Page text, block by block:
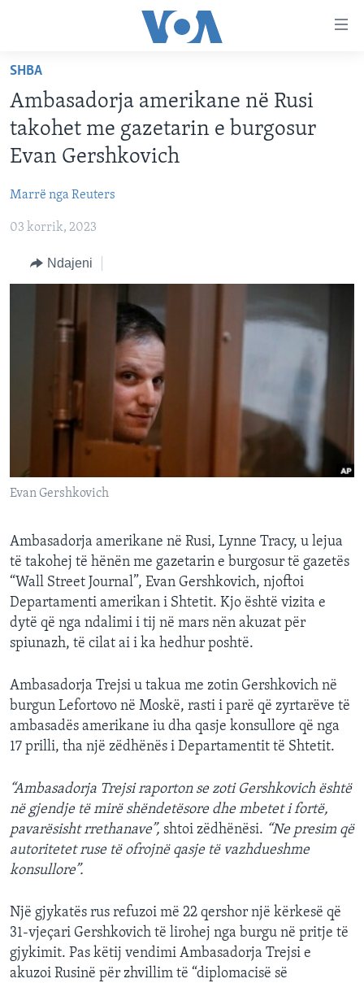
faqen
kryesore
Kalo
tek
faqja
Kalo
tek
FAQJA KRYESORE
KATEGORITË
AMERIKA
EVROPA
BOTA
MJEDISI
SHKENCË DHE TEKNOLOGJI
INTERVISTA
DITARI
DITARI
Learning English
FOLLOW US
SHBA
Ambasadorja amerikane në Rusi
takohet me gazetarin e burgosur
Evan Gershkovich
Marrë nga Reuters
03 korrik, 2023
Ndajeni
Evan Gershkovich
Ambasadorja amerikane në Rusi, Lynne Tracy, u lejua
të takohej të hënën me gazetarin e burgosur të gazetës
“Wall Street Journal”, Evan Gershkovich, njoftoi
Departamenti amerikan i Shtetit. Kjo është vizita e
dytë që nga ndalimi i tij në mars nën akuzat për
spiunazh, të cilat ai i ka hedhur poshtë.
Ambasadorja Trejsi u takua me zotin Gershkovich në
burgun Lefortovo në Moskë, rasti i parë që zyrtarëve të
ambasadës amerikane iu dha qasje konsullore që nga
17 prilli, tha një zëdhënës i Departamentit të Shtetit.
“Ambasadorja Trejsi raporton se zoti Gershkovich është
në gjendje të mirë shëndetësore dhe mbetet i fortë,
pavarësisht rrethanave”, shtoi zëdhënësi. “Ne presim që
autoritetet ruse të ofrojnë qasje të vazhdueshme
konsullore”.
Një gjykatës rus refuzoi më 22 qershor një kërkesë që
31-vjeçari Gershkovich të lirohej nga burgu në pritje të
gjykimit. Pas këtij vendimi Ambasadorja Trejsi e
akuzoi Rusinë për zhvillim të “diplomacisë së